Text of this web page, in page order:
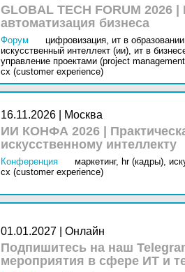
GLOBAL TECH FORUM
автоматизация бизнеса
Форум цифровизация, ит в
искусственный интеллект (ии), ит в
управление проектами (project
cx (customer experience)
16.11.2026 | Москва
ИИ КОНФА 2026 |
искусственному интеллекту
Конференция маркетинг, hr (кадры),
cx (customer experience)
01.01.2027 | Онлайн
Подпишитесь на наш
мероприятия в сфере ИТ и